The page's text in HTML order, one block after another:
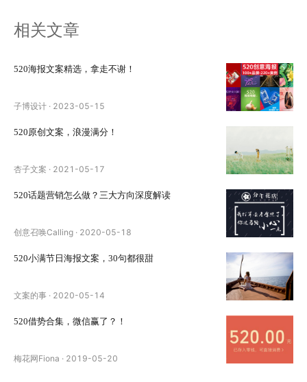
相关文章
520海报文案精选，拿走不谢！
子博设计 · 2023-05-15
520原创文案，浪漫满分！
杏子文案 · 2021-05-17
520话题营销怎么做？三大方向深度解读
创意召唤Calling · 2020-05-18
520小满节日海报文案，30句都很甜
文案的事 · 2020-05-14
520借势合集，微信赢了？！
梅花网Fiona · 2019-05-20